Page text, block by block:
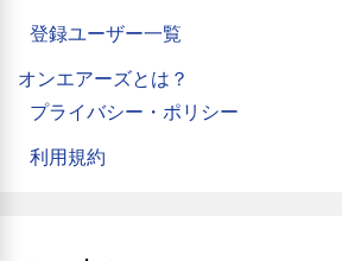
登録ユーザー一覧
オンエアーズとは？
プライバシー・ポリシー
利用規約